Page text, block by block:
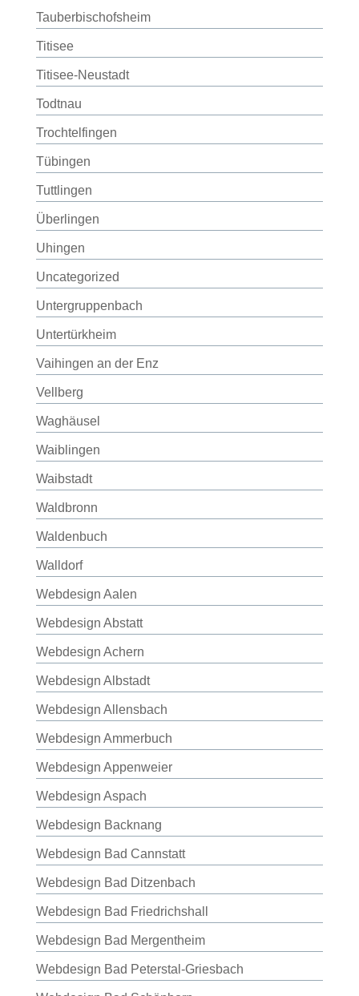
Tauberbischofsheim
Titisee
Titisee-Neustadt
Todtnau
Trochtelfingen
Tübingen
Tuttlingen
Überlingen
Uhingen
Uncategorized
Untergruppenbach
Untertürkheim
Vaihingen an der Enz
Vellberg
Waghäusel
Waiblingen
Waibstadt
Waldbronn
Waldenbuch
Walldorf
Webdesign Aalen
Webdesign Abstatt
Webdesign Achern
Webdesign Albstadt
Webdesign Allensbach
Webdesign Ammerbuch
Webdesign Appenweier
Webdesign Aspach
Webdesign Backnang
Webdesign Bad Cannstatt
Webdesign Bad Ditzenbach
Webdesign Bad Friedrichshall
Webdesign Bad Mergentheim
Webdesign Bad Peterstal-Griesbach